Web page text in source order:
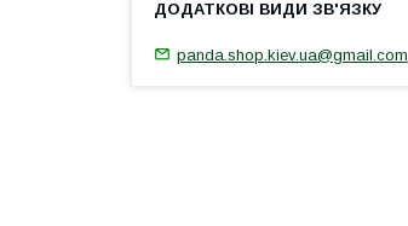
panda.shop.kiev.ua@gmail.com